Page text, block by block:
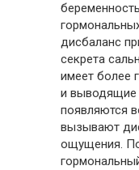
дисбаланс
секрета
имеет более
и выводящие
появляются
вызывают
ощущения.